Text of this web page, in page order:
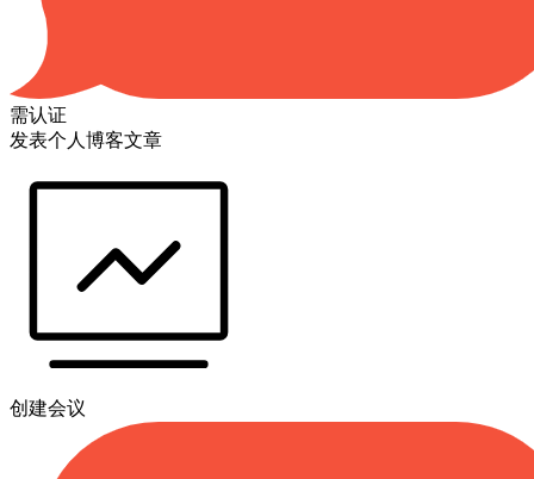
需认证
发表个人博客文章
创建会议